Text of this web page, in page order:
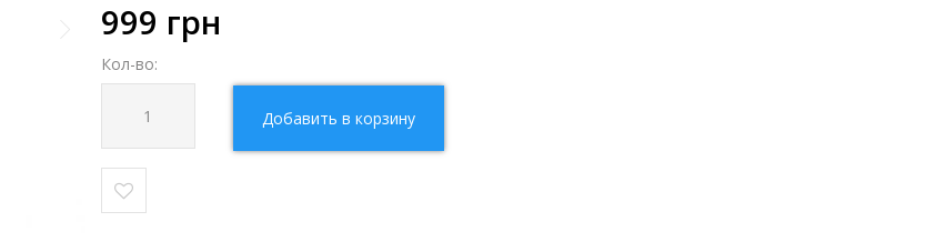
999 грн
Кол-во:
Добавить в корзину